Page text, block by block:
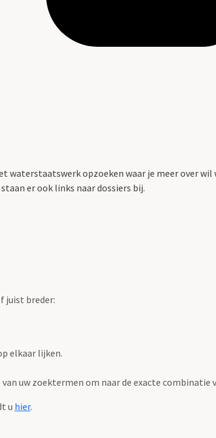
waterstaatswerk opzoeken waar je meer over wil
er ook links naar dossiers bij.
juist breder:
elkaar lijken.
uw zoektermen om naar de exacte combinatie
u hier.